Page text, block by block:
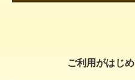
ご利用がはじ